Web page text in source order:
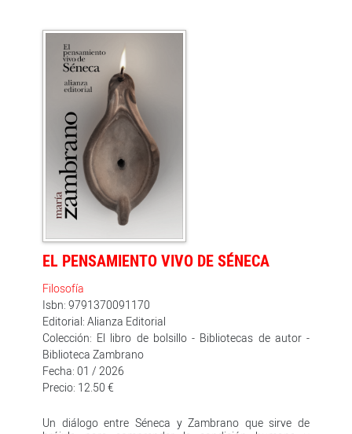
abrirla, sin haber atravesado dinteles de luz y de
sombra, sin esfuerzo y sin protección». María
Zambrano Esta antología crítica, revisada y ampliada,
ofrece una panorámica unitaria de toda la obra de
María Zambrano, e informa con precisión de la aún
vasta porción de su obra por publicar. Profusamente
anotada y complementada con una clarificadora
introducción y una detallada cronología, esta reunión
de textos no es solo una ordenación temática y
genealógica, sino también una explicación e
interpretación de las coordenadas intelectuales,
políticas y espirituales en que nace y evoluciona su
singular pensamiento. Esta obra ha recibido una
ayuda a la edición del Ministerio de Cultura.
EL PENSAMIENTO VIVO DE SÉNECA
Filosofía
Isbn: 9791370091170
Editorial: Alianza Editorial
Colección: El libro de bolsillo - Bibliotecas de autor -
Biblioteca Zambrano
Fecha: 01 / 2026
Precio: 12.50 €
Un diálogo entre Séneca y Zambrano que sirve de